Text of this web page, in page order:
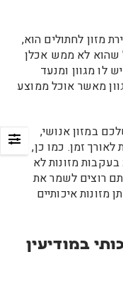
מזון לחתולים הוא,
שהוא לא ממש אכלן
לו מגוון ומנעד
מאשר אוכל ממוצע
במזון אנושי,
זמן. כמו כן,
מזונות לא
רוצים לשמר את
איכותיים
במודיעין